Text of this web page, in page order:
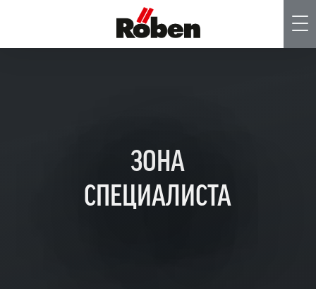
ЗОНА
СПЕЦИАЛИСТА